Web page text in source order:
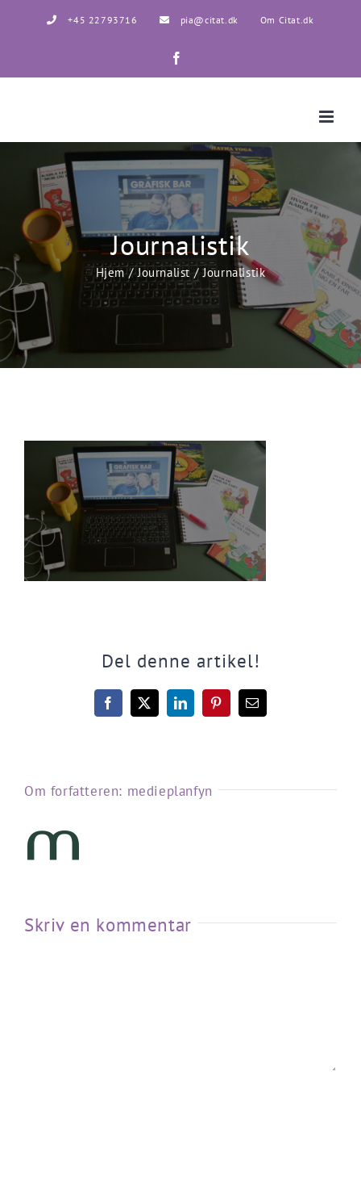
+45 22793716 pia@citat.dk Om Citat.dk
Journalistik
Hjem Journalist Journalistik
Del denne artikel!
Facebook
X LinkedInPinterest
E-
Om forfatteren: medieplanfyn
Skriv en kommentar